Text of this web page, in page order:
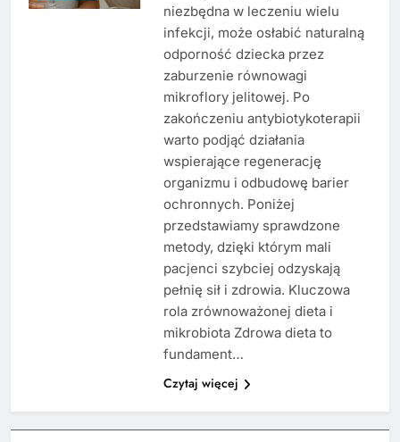
niezbędna w leczeniu wielu
infekcji, może osłabić naturalną
odporność dziecka przez
zaburzenie równowagi
mikroflory jelitowej. Po
zakończeniu antybiotykoterapii
warto podjąć działania
wspierające regenerację
organizmu i odbudowę barier
ochronnych. Poniżej
przedstawiamy sprawdzone
metody, dzięki którym mali
pacjenci szybciej odzyskają
pełnię sił i zdrowia. Kluczowa
rola zrównoważonej dieta i
mikrobiota Zdrowa dieta to
fundament…
Czytaj więcej